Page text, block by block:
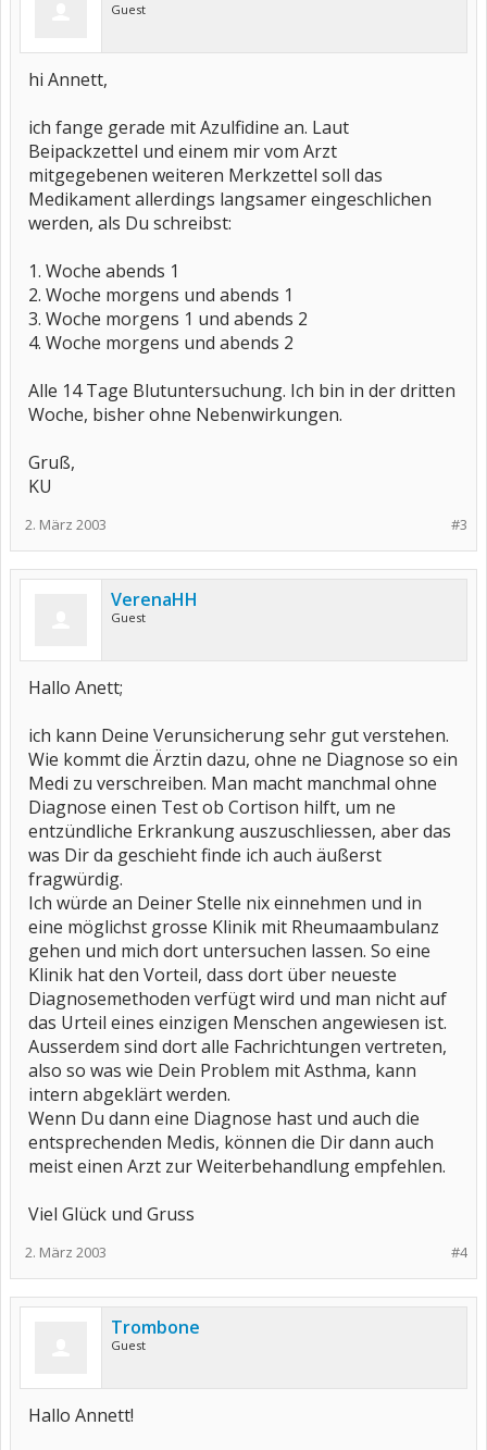
Guest
hi Annett,
ich fange gerade mit Azulfidine an. Laut
Beipackzettel und einem mir vom Arzt
mitgegebenen weiteren Merkzettel soll das
Medikament allerdings langsamer eingeschlichen
werden, als Du schreibst:
1. Woche abends 1
2. Woche morgens und abends 1
3. Woche morgens 1 und abends 2
4. Woche morgens und abends 2
Alle 14 Tage Blutuntersuchung. Ich bin in der dritten
Woche, bisher ohne Nebenwirkungen.
Gruß,
KU
#3
2. März 2003
VerenaHH
Guest
Hallo Anett;
ich kann Deine Verunsicherung sehr gut verstehen.
Wie kommt die Ärztin dazu, ohne ne Diagnose so ein
Medi zu verschreiben. Man macht manchmal ohne
Diagnose einen Test ob Cortison hilft, um ne
entzündliche Erkrankung auszuschliessen, aber das
was Dir da geschieht finde ich auch äußerst
fragwürdig.
Ich würde an Deiner Stelle nix einnehmen und in
eine möglichst grosse Klinik mit Rheumaambulanz
gehen und mich dort untersuchen lassen. So eine
Klinik hat den Vorteil, dass dort über neueste
Diagnosemethoden verfügt wird und man nicht auf
das Urteil eines einzigen Menschen angewiesen ist.
Ausserdem sind dort alle Fachrichtungen vertreten,
also so was wie Dein Problem mit Asthma, kann
intern abgeklärt werden.
Wenn Du dann eine Diagnose hast und auch die
entsprechenden Medis, können die Dir dann auch
meist einen Arzt zur Weiterbehandlung empfehlen.
Viel Glück und Gruss
#4
2. März 2003
Trombone
Guest
Hallo Annett!